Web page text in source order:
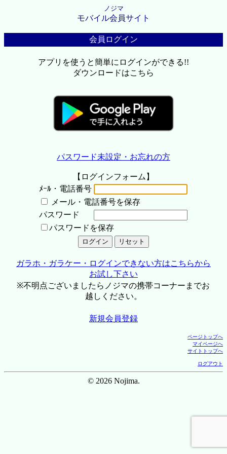
ノジマ
モバイル会員サイト
会員ログイン
アプリを使うと簡単にログインができる!!
ダウンロードはこちら
パスワード未設定・お忘れの方
【ログインフォーム】
ﾒｰﾙ・電話番号
メール・電話番号を保存
パスワード
パスワードを保存
ガラホ・ガラケー・ログインできない方はこちらから
お試し下さい
※不明点ございましたらノジマの携帯コーナーまでお
越しください。
新規会員登録
ページトップへ
マイページへ
サイトトップへ
ログアウト
© 2026 Nojima.